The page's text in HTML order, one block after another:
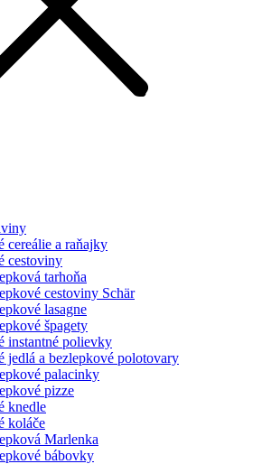
cereálie a raňajky
cestoviny
tarhoňa
cestoviny Schär
lasagne
špagety
instantné polievky
jedlá a bezlepkové polotovary
palacinky
pizze
knedle
koláče
Marlenka
bábovky